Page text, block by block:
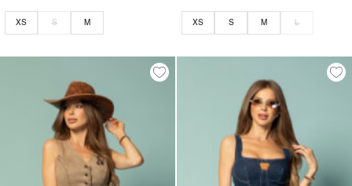
XS S M XS S M L